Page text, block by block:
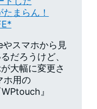
まらん！
スマホから見
だろうけど、
大幅に変更さ
ホ用の
』